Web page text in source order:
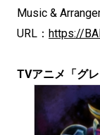
Music &
URL： https://
TVアニメ「グ